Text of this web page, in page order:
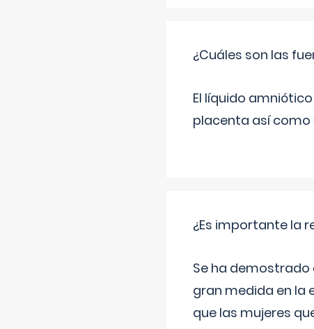
¿Cuáles son las
El líquido
placenta así como
¿Es importante la
Se ha demostrado
gran medida en la
que las mujeres